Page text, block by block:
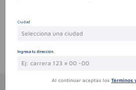
Te puede interesar
Ciudad
Selecciona una ciudad
Ingresa tu dirección
Al continuar aceptas los Términos